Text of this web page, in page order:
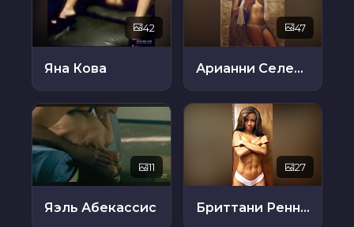
42
Яна Кова
47
Арианни Селесте
11
Яэль Абекассис
27
Бриттани Реннер